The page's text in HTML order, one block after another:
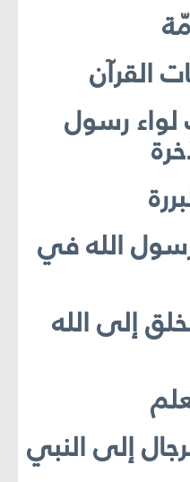
لواء رسول
رسول الله في
إلى الله